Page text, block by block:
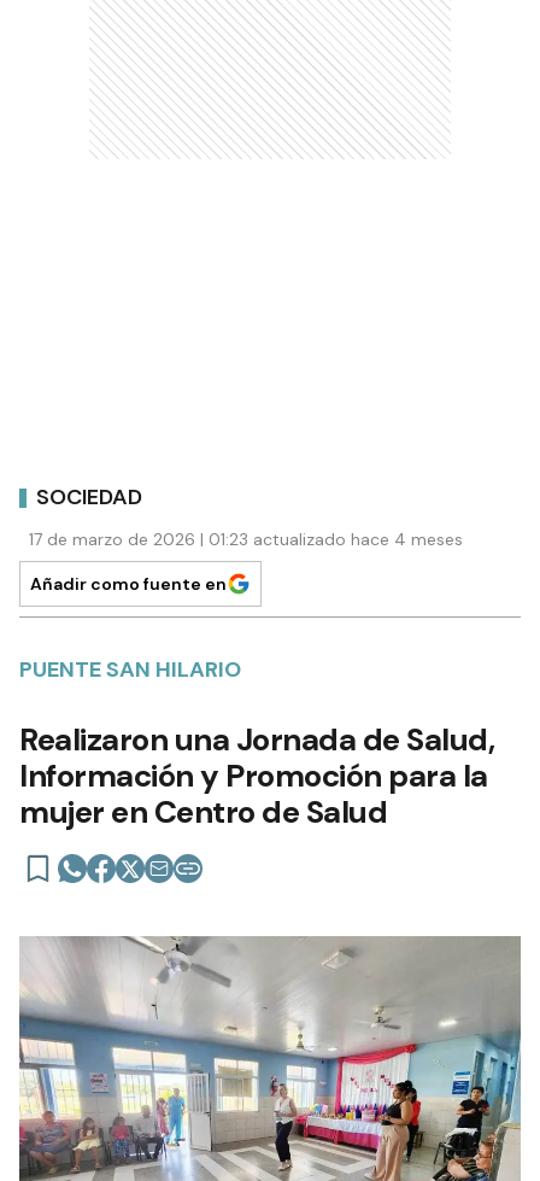
SOCIEDAD
17 de marzo de 2026 | 01:23 actualizado hace 4 meses
Añadir como fuente en
PUENTE SAN HILARIO
Realizaron una Jornada de Salud,
Información y Promoción para la
mujer en Centro de Salud